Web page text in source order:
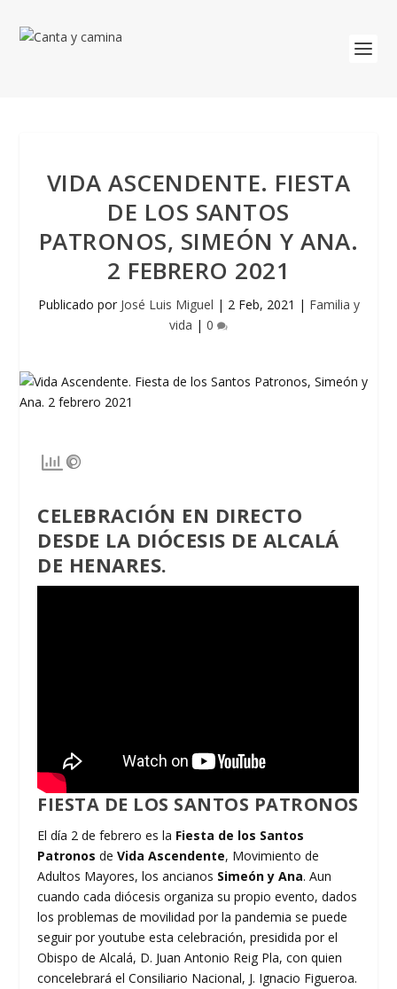
VIDA ASCENDENTE. FIESTA
DE LOS SANTOS
PATRONOS, SIMEÓN Y ANA.
2 FEBRERO 2021
Publicado por José Luis Miguel | 2 Feb, 2021 | Familia y
vida | 0
CELEBRACIÓN EN DIRECTO
DESDE LA DIÓCESIS DE ALCALÁ
DE HENARES.
FIESTA DE LOS SANTOS PATRONOS
El día 2 de febrero es la Fiesta de los Santos
Patronos deVida Ascendente, Movimiento de
Adultos Mayores, los ancianos Simeón y Ana. Aun
cuando cada diócesis organiza su propio evento, dados
los problemas de movilidad por la pandemia se puede
seguir por youtube esta celebración, presidida por el
Obispo de Alcalá, D. Juan Antonio Reig Pla, con quien
concelebrará el Consiliario Nacional, J. Ignacio Figueroa.